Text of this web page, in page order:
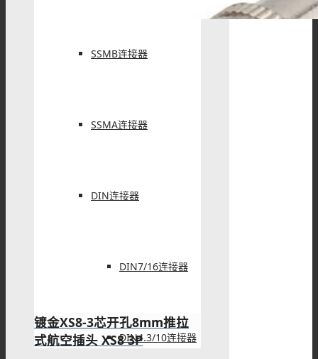
SSMB连接器
SSMA连接器
DIN连接器
DIN7/16连接器
DIN4.3/10连接器
镀金XS8-3芯开孔8mm推拉
式航空插头 XS8 3P